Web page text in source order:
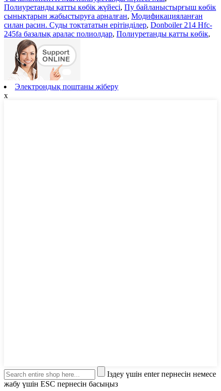
Полиуретанды қатты көбік жүйесі, Пу байланыстырғыш көбік
сынықтарын жабыстыруға арналған, Модификацияланған
силан расин. Суды тоқтататын ерітінділер, Donboiler 214 Hfc-
245fa базалық аралас полиолдар, Полиуретанды қатты көбік,
Электрондық поштаны жіберу
x
Іздеу үшін enter пернесін немесе
жабу үшін ESC пернесін басыңыз